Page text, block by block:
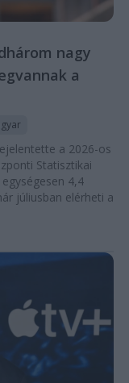
nagy
a
a 2026-os
Statisztikai
4,4
júliusban elérheti a